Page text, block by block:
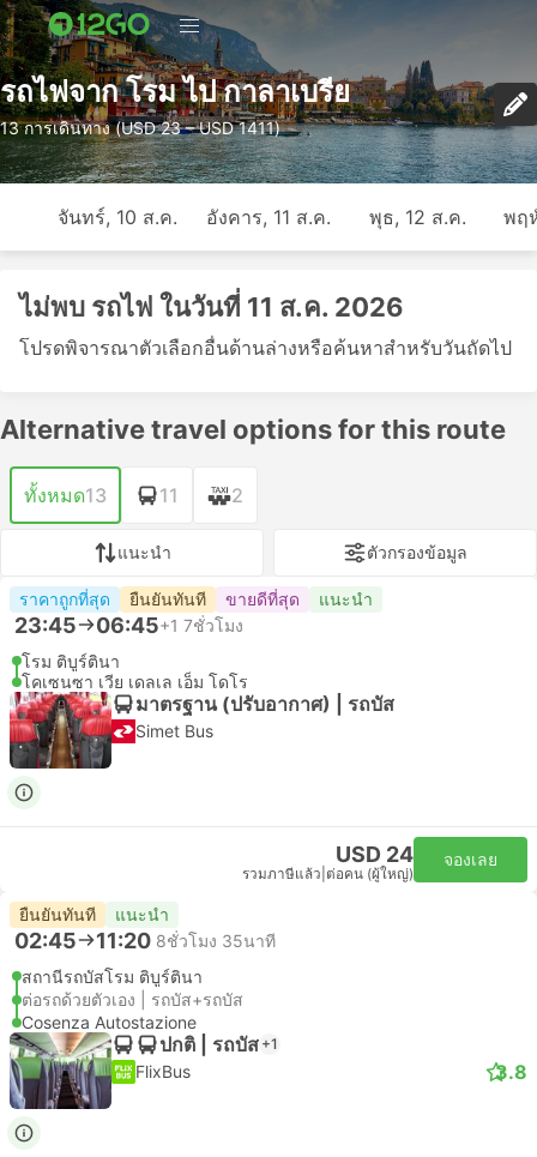
รถไฟจาก โรม ไป กาลาเบรีย
13 การเดินทาง (USD 23 – USD 1411)
จันทร์, 10 ส.ค. อังคาร, 11 ส.ค. พุธ, 12 ส.ค. พฤ
ไม่พบ รถไฟ ในวันที่ 11 ส.ค. 2026
โปรดพิจารณาตัวเลือกอื่นด้านล่างหรือค้นหาสำหรับวันถัดไป
Alternative travel options for this route
ทั้งหมด13 11 2
แนะนำ ตัวกรองข้อมูล
ราคาถูกที่สุด ยืนยันทันที ขายดีที่สุด แนะนำ
23:45 06:45+1 7ชั่วโมง
โรม ติบูร์ตินา
โคเซนซา เวีย เดลเล เอ็ม โดโร
มาตรฐาน (ปรับอากาศ) | รถบัส
Simet Bus
USD 24
รวมภาษีแล้ว ต่อคน (ผู้ใหญ่)
จองเลย
ยืนยันทันที แนะนำ
02:45 11:20 8ชั่วโมง 35นาที
สถานีรถบัสโรม ติบูร์ตินา
ต่อรถด้วยตัวเอง | รถบัส+รถบัส
Cosenza Autostazione
ปกติ | รถบัส +1
FlixBus 3.8